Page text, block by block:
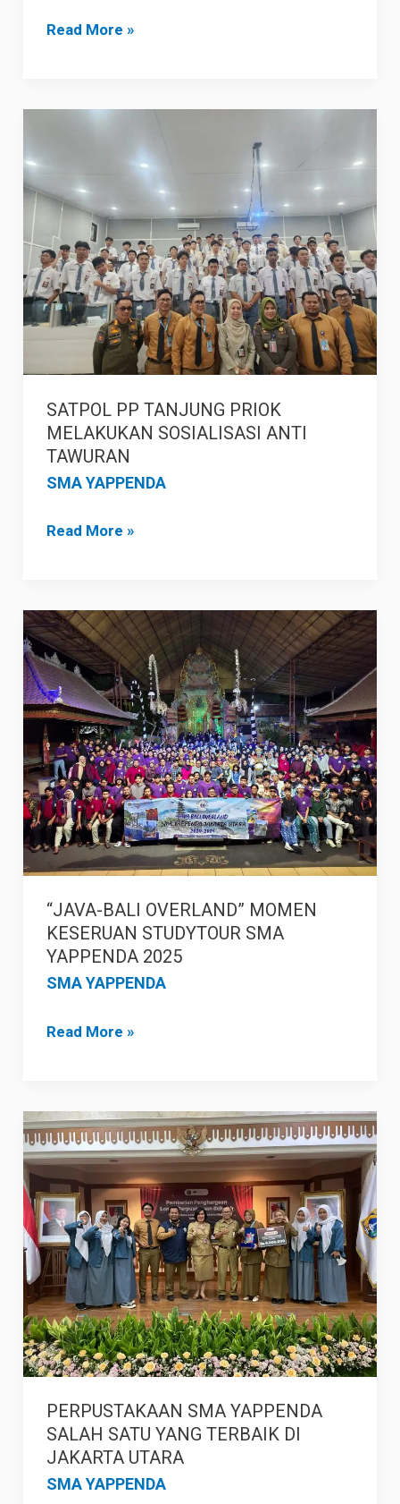
Read More »
SATPOL PP TANJUNG PRIOK
MELAKUKAN SOSIALISASI ANTI
TAWURAN
SMA YAPPENDA
SATPOL
PRIOK
MELAKUKAN
SOSIALISASI
ANTI
TAWURAN
Read More »
“JAVA-BALI OVERLAND” MOMEN
KESERUAN STUDYTOUR SMA
YAPPENDA 2025
SMA YAPPENDA
“JAVA-
BALI
OVERLAND”
MOMEN
KESERUAN
STUDYTOUR
SMA
YAPPENDA
2025
Read More »
PERPUSTAKAAN SMA YAPPENDA
SALAH SATU YANG TERBAIK DI
JAKARTA UTARA
SMA YAPPENDA
PERPUSTAKAAN
SMA
YAPPENDA
SALAH
SATU
YANG
TERBAIK
DI
JAKARTA
UTARA